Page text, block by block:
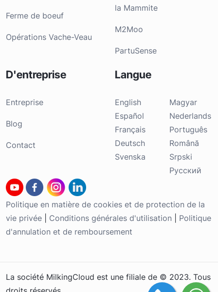
Ferme de boeuf
Opérations Vache-Veau
la Mammite
M2Moo
PartuSense
D'entreprise
Entreprise
Blog
Contact
Langue
English
Español
Français
Deutsch
Svenska
Magyar
Nederlands
Português
Română
Srpski
Русский
Politique en matière de cookies et de protection de la
vie privée
Conditions générales d'utilisation
Politique
d'annulation et de remboursement
La société MilkingCloud est une filiale de © 2023. Tous